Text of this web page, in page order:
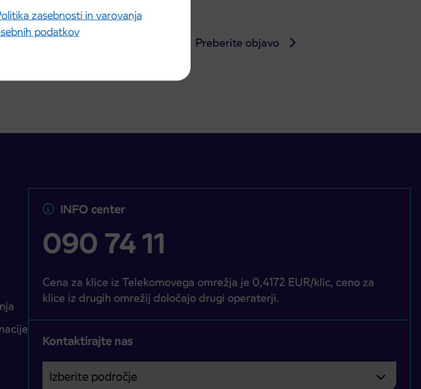
zasebnosti in varovanja
podatkov
Preberite objavo
INFO center
090 74 11
Cena za klice iz Telekomovega omrežja je 0,4172 EUR/klic, ceno za
klice iz drugih omrežij določajo drugi operaterji.
Kontaktirajte nas
Izberite področje
Področje je obvezno izbrati.